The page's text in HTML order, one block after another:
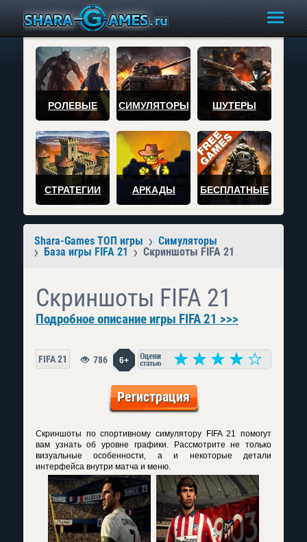
РОЛЕВЫЕ СИМУЛЯТОРЫ ШУТЕРЫ
СТРАТЕГИИ АРКАДЫ БЕСПЛАТНЫЕ
Shara-Games ТОП игры
Симуляторы
База игры FIFA 21
Скриншоты FIFA 21
Скриншоты FIFA 21
Подробное описание игры FIFA 21 >>>
FIFA 21 6+
786
Регистрация
Скриншоты по спортивному симулятору FIFA 21 помогут
вам узнать об уровне графики. Рассмотрите не только
визуальные особенности, а и некоторые детали
интерфейса внутри матча и меню.